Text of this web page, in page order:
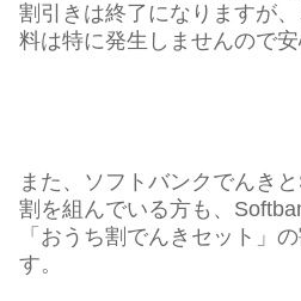
割引きは終了になりますが
料は特に発生しませんので安
また、ソフトバンクでんき
割を組んでいる方も、
「おうち割でんきセット」
す。